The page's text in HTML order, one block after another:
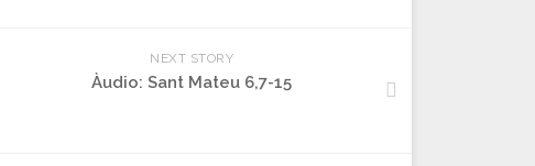
NEXT STORY
Àudio: Sant Mateu 6,7-15